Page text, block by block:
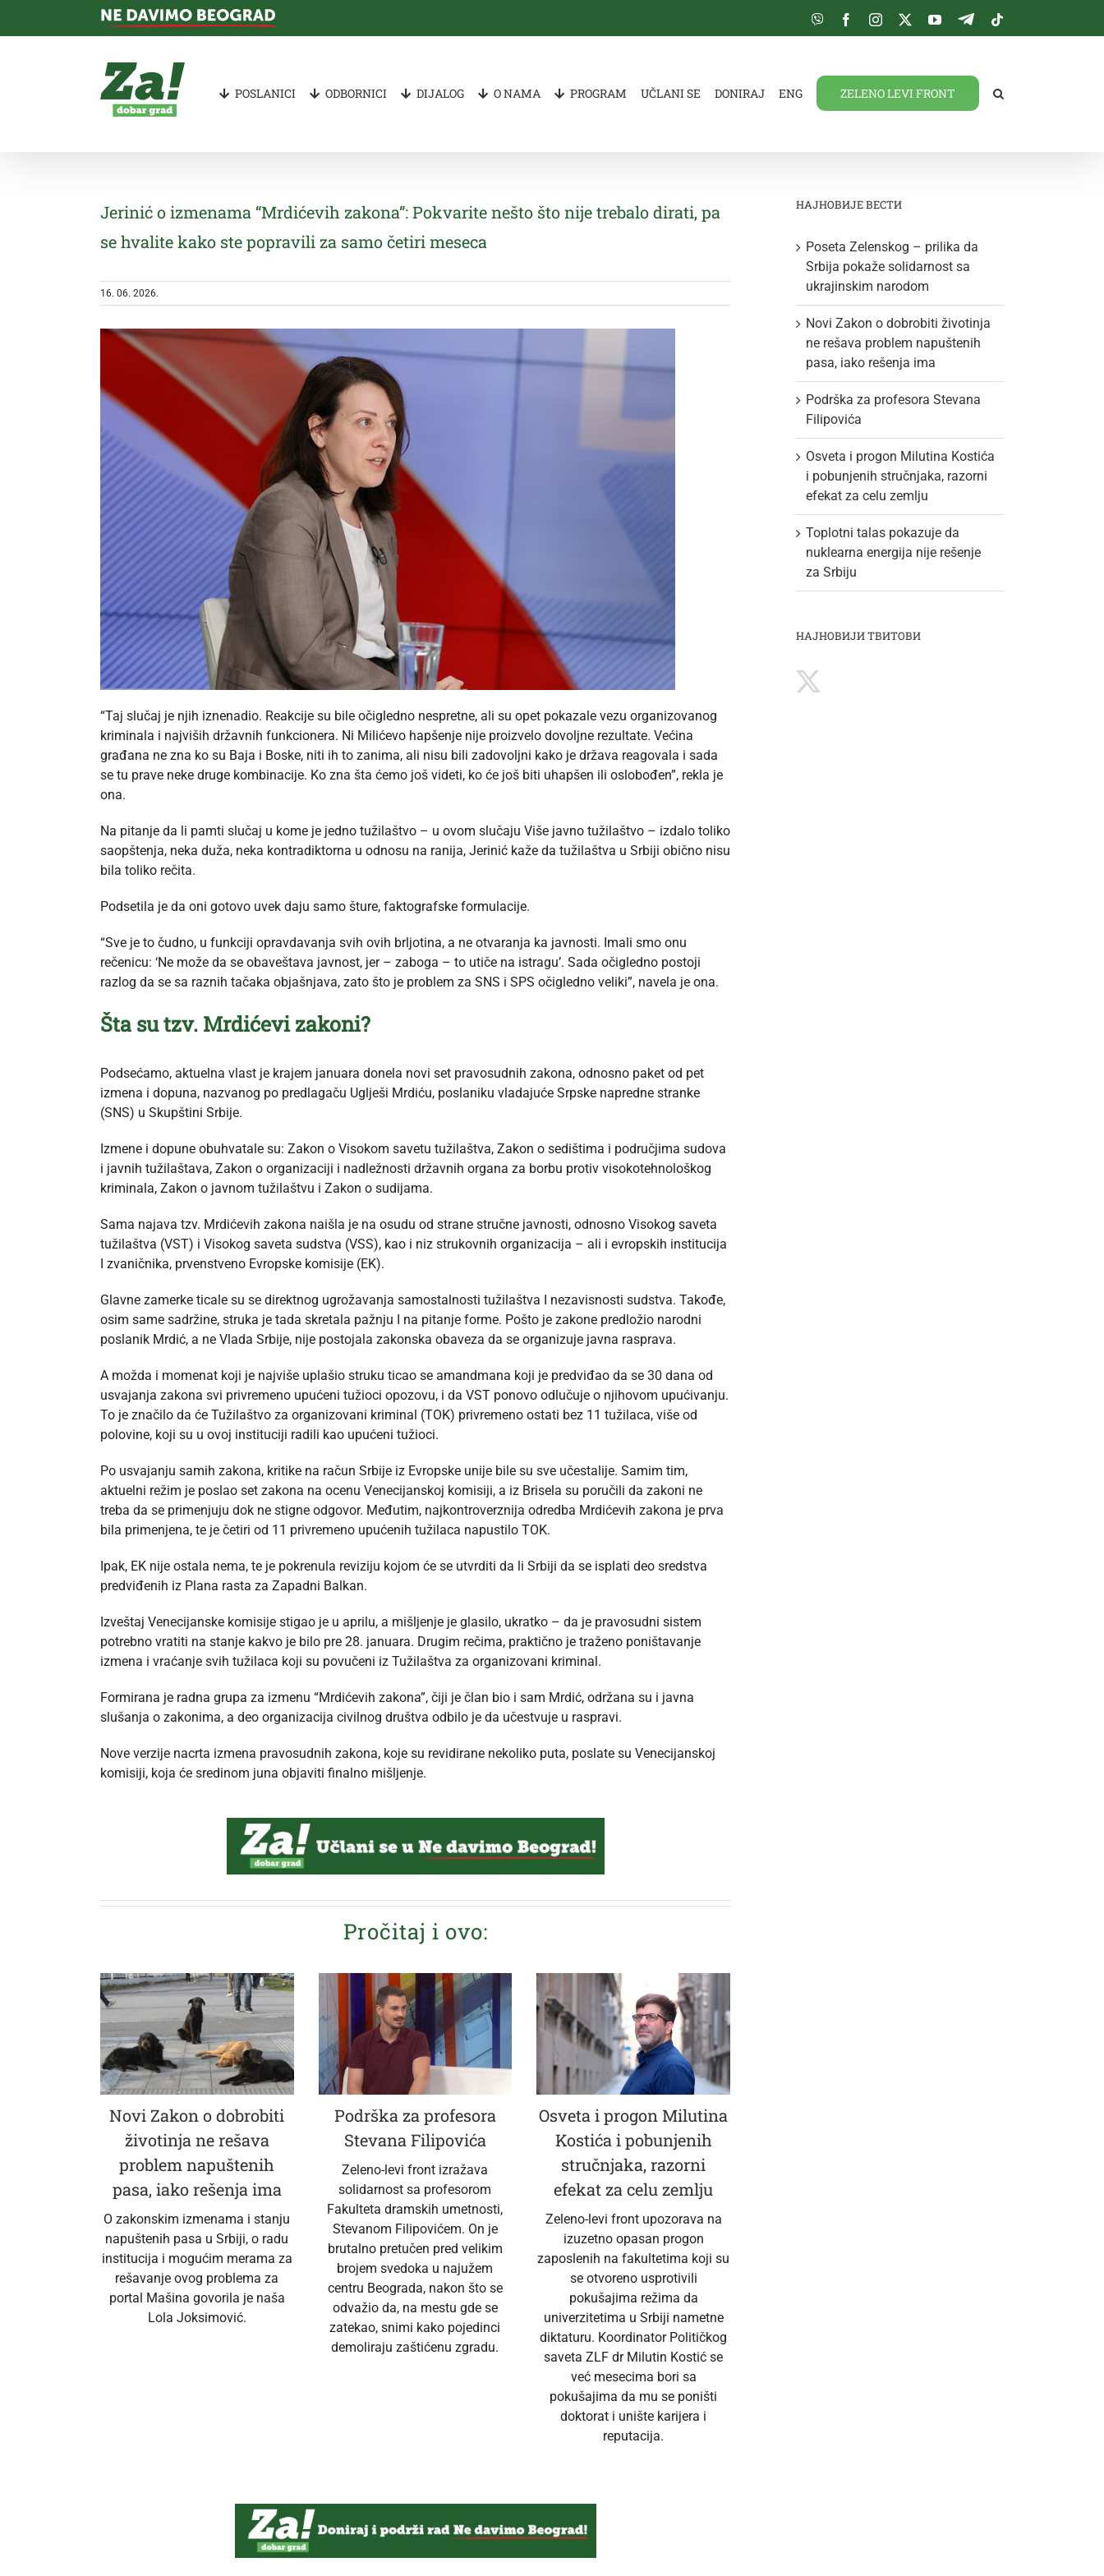
Viber FacebookInstagram
TwitterYouTube
Telegram
POSLANICI ODBORNICI DIJALOG O NAMA PROGRAM UČLANI SE DONIRAJ ENG ZELENO LEVI FRONT
Jerinić o izmenama “Mrdićevih zakona”: Pokvarite nešto što nije trebalo dirati, pa
se hvalite kako ste popravili za samo četiri meseca
16. 06. 2026.
“Taj slučaj je njih iznenadio. Reakcije su bile očigledno nespretne, ali su opet pokazale vezu organizovanog
kriminala i najviših državnih funkcionera. Ni Milićevo hapšenje nije proizvelo dovoljne rezultate. Većina
građana ne zna ko su Baja i Boske, niti ih to zanima, ali nisu bili zadovoljni kako je država reagovala i sada
se tu prave neke druge kombinacije. Ko zna šta ćemo još videti, ko će još biti uhapšen ili oslobođen”, rekla je
ona.
Na pitanje da li pamti slučaj u kome je jedno tužilaštvo – u ovom slučaju Više javno tužilaštvo – izdalo toliko
saopštenja, neka duža, neka kontradiktorna u odnosu na ranija, Jerinić kaže da tužilaštva u Srbiji obično nisu
bila toliko rečita.
Podsetila je da oni gotovo uvek daju samo šture, faktografske formulacije.
“Sve je to čudno, u funkciji opravdavanja svih ovih brljotina, a ne otvaranja ka javnosti. Imali smo onu
rečenicu: ‘Ne može da se obaveštava javnost, jer – zaboga – to utiče na istragu’. Sada očigledno postoji
razlog da se sa raznih tačaka objašnjava, zato što je problem za SNS i SPS očigledno veliki”, navela je ona.
Šta su tzv. Mrdićevi zakoni?
Podsećamo, aktuelna vlast je krajem januara donela novi set pravosudnih zakona, odnosno paket od pet
izmena i dopuna, nazvanog po predlagaču Uglješi Mrdiću, poslaniku vladajuće Srpske napredne stranke
(SNS) u Skupštini Srbije.
Izmene i dopune obuhvatale su: Zakon o Visokom savetu tužilaštva, Zakon o sedištima i područjima sudova
i javnih tužilaštava, Zakon o organizaciji i nadležnosti državnih organa za borbu protiv visokotehnološkog
kriminala, Zakon o javnom tužilaštvu i Zakon o sudijama.
Sama najava tzv. Mrdićevih zakona naišla je na osudu od strane stručne javnosti, odnosno Visokog saveta
tužilaštva (VST) i Visokog saveta sudstva (VSS), kao i niz strukovnih organizacija – ali i evropskih institucija
I zvaničnika, prvenstveno Evropske komisije (EK).
Glavne zamerke ticale su se direktnog ugrožavanja samostalnosti tužilaštva I nezavisnosti sudstva. Takođe,
osim same sadržine, struka je tada skretala pažnju I na pitanje forme. Pošto je zakone predložio narodni
poslanik Mrdić, a ne Vlada Srbije, nije postojala zakonska obaveza da se organizuje javna rasprava.
A možda i momenat koji je najviše uplašio struku ticao se amandmana koji je predviđao da se 30 dana od
usvajanja zakona svi privremeno upućeni tužioci opozovu, i da VST ponovo odlučuje o njihovom upućivanju.
To je značilo da će Tužilaštvo za organizovani kriminal (TOK) privremeno ostati bez 11 tužilaca, više od
polovine, koji su u ovoj instituciji radili kao upućeni tužioci.
Po usvajanju samih zakona, kritike na račun Srbije iz Evropske unije bile su sve učestalije. Samim tim,
aktuelni režim je poslao set zakona na ocenu Venecijanskoj komisiji, a iz Brisela su poručili da zakoni ne
treba da se primenjuju dok ne stigne odgovor. Međutim, najkontroverznija odredba Mrdićevih zakona je prva
bila primenjena, te je četiri od 11 privremeno upućenih tužilaca napustilo TOK.
Ipak, EK nije ostala nema, te je pokrenula reviziju kojom će se utvrditi da li Srbiji da se isplati deo sredstva
predviđenih iz Plana rasta za Zapadni Balkan.
Izveštaj Venecijanske komisije stigao je u aprilu, a mišljenje je glasilo, ukratko – da je pravosudni sistem
potrebno vratiti na stanje kakvo je bilo pre 28. januara. Drugim rečima, praktično je traženo poništavanje
izmena i vraćanje svih tužilaca koji su povučeni iz Tužilaštva za organizovani kriminal.
Formirana je radna grupa za izmenu “Mrdićevih zakona”, čiji je član bio i sam Mrdić, održana su i javna
slušanja o zakonima, a deo organizacija civilnog društva odbilo je da učestvuje u raspravi.
Nove verzije nacrta izmena pravosudnih zakona, koje su revidirane nekoliko puta, poslate su Venecijanskoj
komisiji, koja će sredinom juna objaviti finalno mišljenje.
Pročitaj i ovo:
Novi Zakon o dobrobiti
životinja ne rešava
problem napuštenih
pasa, iako rešenja ima
O zakonskim izmenama i stanju
napuštenih pasa u Srbiji, o radu
institucija i mogućim merama za
rešavanje ovog problema za
portal Mašina govorila je naša
Lola Joksimović.
Podrška za profesora
Stevana Filipovića
Zeleno-levi front izražava
solidarnost sa profesorom
Fakulteta dramskih umetnosti,
Stevanom Filipovićem. On je
brutalno pretučen pred velikim
brojem svedoka u najužem
centru Beograda, nakon što se
odvažio da, na mestu gde se
zatekao, snimi kako pojedinci
demoliraju zaštićenu zgradu.
Osveta i progon Milutina
Kostića i pobunjenih
stručnjaka, razorni
efekat za celu zemlju
Zeleno-levi front upozorava na
izuzetno opasan progon
zaposlenih na fakultetima koji su
se otvoreno usprotivili
pokušajima režima da
univerzitetima u Srbiji nametne
diktaturu. Koordinator Političkog
saveta ZLF dr Milutin Kostić se
već mesecima bori sa
pokušajima da mu se poništi
doktorat i unište karijera i
reputacija.
НАЈНОВИЈЕ ВЕСТИ
Poseta Zelenskog – prilika da
Srbija pokaže solidarnost sa
ukrajinskim narodom
Novi Zakon o dobrobiti životinja
ne rešava problem napuštenih
pasa, iako rešenja ima
Podrška za profesora Stevana
Filipovića
Osveta i progon Milutina Kostića
i pobunjenih stručnjaka, razorni
efekat za celu zemlju
Toplotni talas pokazuje da
nuklearna energija nije rešenje
za Srbiju
НАЈНОВИЈИ ТВИТОВИ